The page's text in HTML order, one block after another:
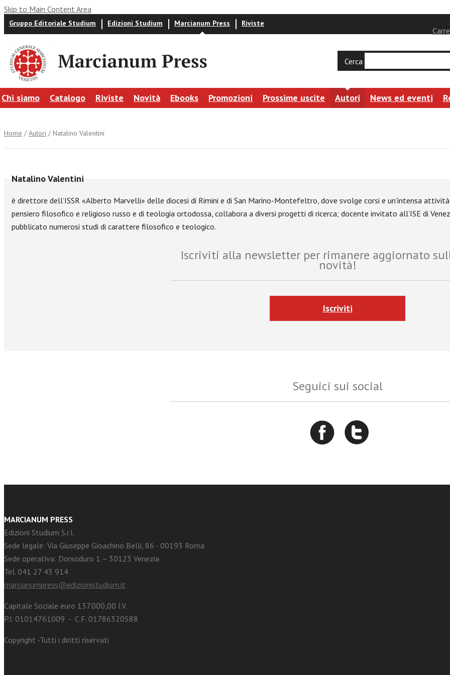
Skip to Main Content Area
Gruppo Editoriale Studium Edizioni Studium Marcianum Press Riviste
Cerca
Chi siamo Catalogo Riviste Novità Ebooks Promozioni Prossime uscite Autori News ed eventi
Home /Autori / Natalino Valentini
Natalino Valentini
è direttore dell’ISSR «Alberto Marvelli» delle diocesi di Rimini e di San Marino-Montefeltro, dove svolge corsi e un’intensa
pensiero filosofico e religioso russo e di teologia ortodossa, collabora a diversi progetti di ricerca; docente invitato all’ISE di
pubblicato numerosi studi di carattere filosofico e teologico.
Iscriviti alla newsletter per rimanere aggiornato
novità!
Iscriviti
Seguici sui social
MARCIANUM PRESS
Edizioni Studium S.r.l.
Sede legale: Via Giuseppe Gioachino Belli, 86 - 00193 Roma
Sede operativa: Dorsoduro 1 – 30123 Venezia
Tel. 041 27 43 914
marcianumpress@edizionistudium.it
Capitale Sociale euro 137.000,00 I.V.
P.I. 01014761009 - C.F. 01786320588
Copyright -Tutti i diritti riservati